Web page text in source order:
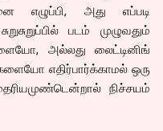
எழுப்பி, அது எப்படி
படம் முழுவதும்
அல்லது லைட்டினிங்
எதிர்பார்க்காமல் ஒரு
நிச்சயம்